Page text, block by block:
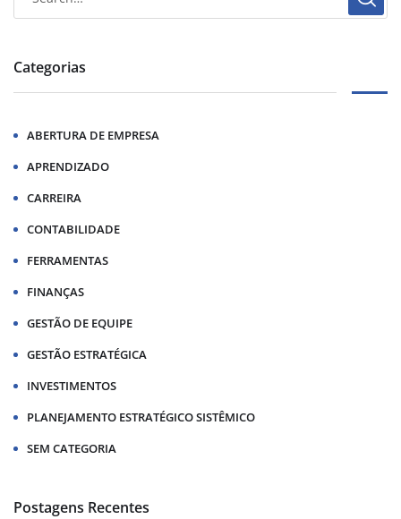
Categorias
ABERTURA DE EMPRESA
APRENDIZADO
CARREIRA
CONTABILIDADE
FERRAMENTAS
FINANÇAS
GESTÃO DE EQUIPE
GESTÃO ESTRATÉGICA
INVESTIMENTOS
PLANEJAMENTO ESTRATÉGICO SISTÊMICO
SEM CATEGORIA
Postagens Recentes